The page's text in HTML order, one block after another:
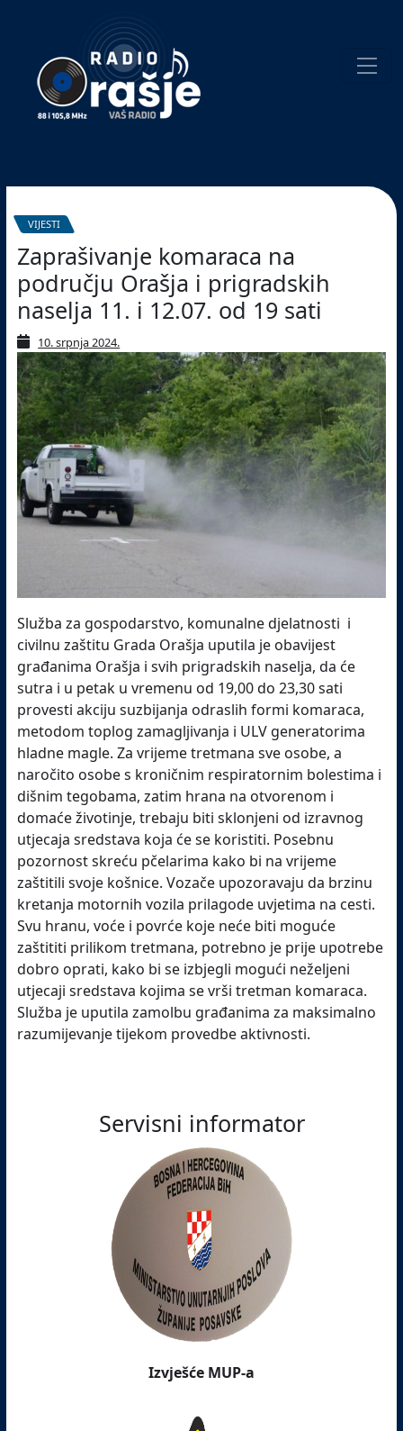
website!
VIJESTI
Zaprašivanje komaraca na
području Orašja i prigradskih
naselja 11. i 12.07. od 19 sati
10. srpnja 2024.
Služba za gospodarstvo, komunalne djelatnosti i
civilnu zaštitu Grada Orašja uputila je obavijest
građanima Orašja i svih prigradskih naselja, da će
sutra i u petak u vremenu od 19,00 do 23,30 sati
provesti akciju suzbijanja odraslih formi komaraca,
metodom toplog zamagljivanja i ULV generatorima
hladne magle. Za vrijeme tretmana sve osobe, a
naročito osobe s kroničnim respiratornim bolestima i
dišnim tegobama, zatim hrana na otvorenom i
domaće životinje, trebaju biti sklonjeni od izravnog
utjecaja sredstava koja će se koristiti. Posebnu
pozornost skreću pčelarima kako bi na vrijeme
zaštitili svoje košnice. Vozače upozoravaju da brzinu
kretanja motornih vozila prilagode uvjetima na cesti.
Svu hranu, voće i povrće koje neće biti moguće
zaštititi prilikom tretmana, potrebno je prije upotrebe
dobro oprati, kako bi se izbjegli mogući neželjeni
utjecaji sredstava kojima se vrši tretman komaraca.
Služba je uputila zamolbu građanima za maksimalno
razumijevanje tijekom provedbe aktivnosti.
Servisni informator
Izvješće MUP-a